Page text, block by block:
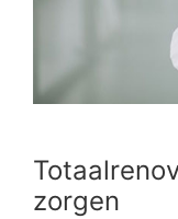
zorgen